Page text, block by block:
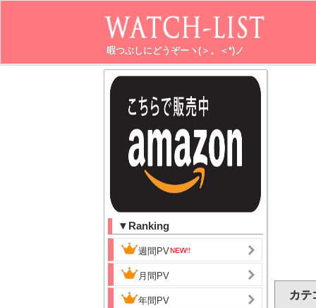
暇つぶしにどうぞーヽ(＞。＜*)ノ
▼Ranking
週間PV
月間PV
年間PV カテ